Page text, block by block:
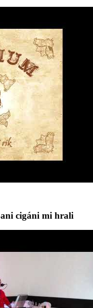
cigáni mi hrali